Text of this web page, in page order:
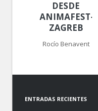
DESDE
ANIMAFEST-
ZAGREB
Rocío Benavent
ENTRADAS RECIENTES